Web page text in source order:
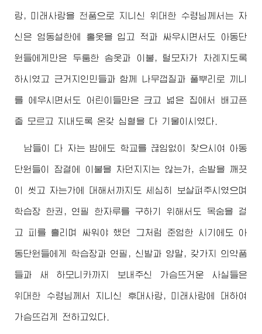
랑, 미래사랑을 천품으로 지니신 위대한 수령님 께서는 자
신은 엄동설한에 홑옷을 입고 적과 싸우시면서도 아동단
원들에게만은 두툼한 솜옷과 이불, 털모자가 차례지도록
하시였고 근거지인민들과 함께 나무껍질과 풀뿌리로 끼니
를 에우시면서도 어린이들만은 크고 넓은 집에서 배고픈
줄 모르고 지내도록 온갖 심혈을 다 기울이시였다.
남들이 다 자는 밤에도 학교를 끊임없이 찾으시여 아동
단원들이 잠결에 이불을 차던지지는 않는가, 손발을 깨끗
이 씻고 자는가에 대해서까지도 세심히 보살펴주시였으며
학습장 한권, 연필 한자루를 구하기 위해서도 목숨을 걸
고 피를 흘리며 싸워야 했던 그처럼 준엄한 시기에도 아
동단원들에게 학습장과 연필, 신발과 양말, 갖가지 의약품
들과 새 하모니카까지 보내주신 가슴뜨거운 사실들은
위대한 수령님 께서 지니신 후대사랑, 미래사랑에 대하여
가슴뜨겁게 전하고있다.